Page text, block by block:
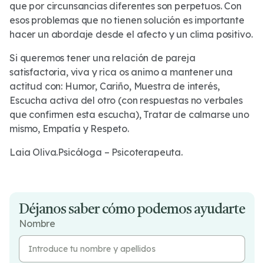
que por circunsancias diferentes son perpetuos. Con
esos problemas que no tienen solución es importante
hacer un abordaje desde el afecto y un clima positivo.
Si queremos tener una relación de pareja
satisfactoria, viva y rica os animo a mantener una
actitud con: Humor, Cariño, Muestra de interés,
Escucha activa del otro (con respuestas no verbales
que confirmen esta escucha), Tratar de calmarse uno
mismo, Empatía y Respeto.
Laia Oliva.Psicóloga – Psicoterapeuta.
Déjanos saber cómo podemos ayudarte
Nombre